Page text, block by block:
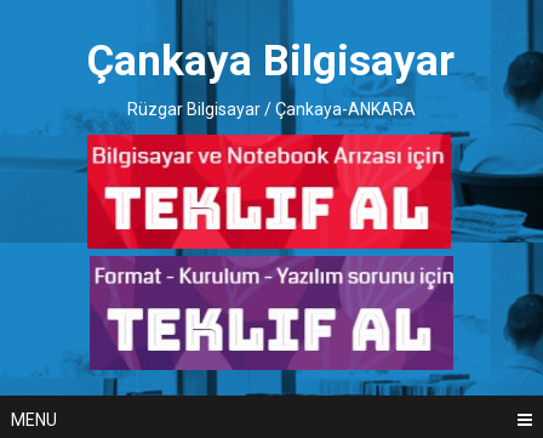
Çankaya Bilgisayar
Rüzgar Bilgisayar / Çankaya-ANKARA
MENU